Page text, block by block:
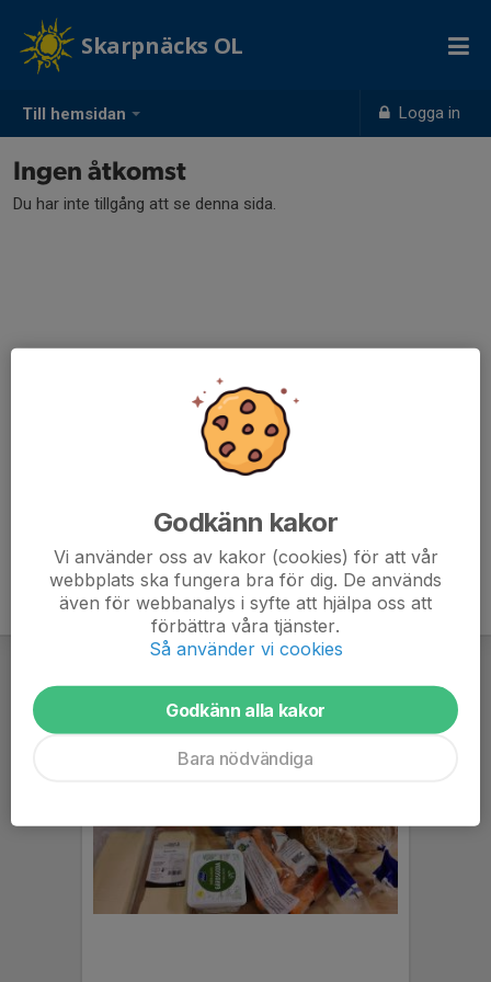
Till hemsidan Logga in
Skarpnäcks OL
Ingen åtkomst
Du har inte tillgång att se denna sida.
Godkänn kakor
Vi använder oss av kakor (cookies) för att vår
webbplats ska fungera bra för dig. De används
även för webbanalys i syfte att hjälpa oss att
förbättra våra tjänster.
Så använder vi cookies
Godkänn alla kakor
Bara nödvändiga